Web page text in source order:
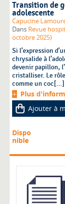
Transition de
adolescente
Capucine
Dans Revue
octobre 2025)
Si l’expression
chrysalide à
devenir papillon,
cristalliser. Le
comme un coc[...]
Plus
Ajouter à
Dispo
nible